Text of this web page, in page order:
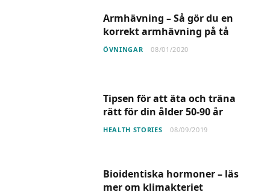
Armhävning – Så gör du en
korrekt armhävning på tå
ÖVNINGAR 08/01/2020
Tipsen för att äta och träna
rätt för din ålder 50-90 år
HEALTH STORIES 08/09/2019
Bioidentiska hormoner – läs
mer om klimakteriet